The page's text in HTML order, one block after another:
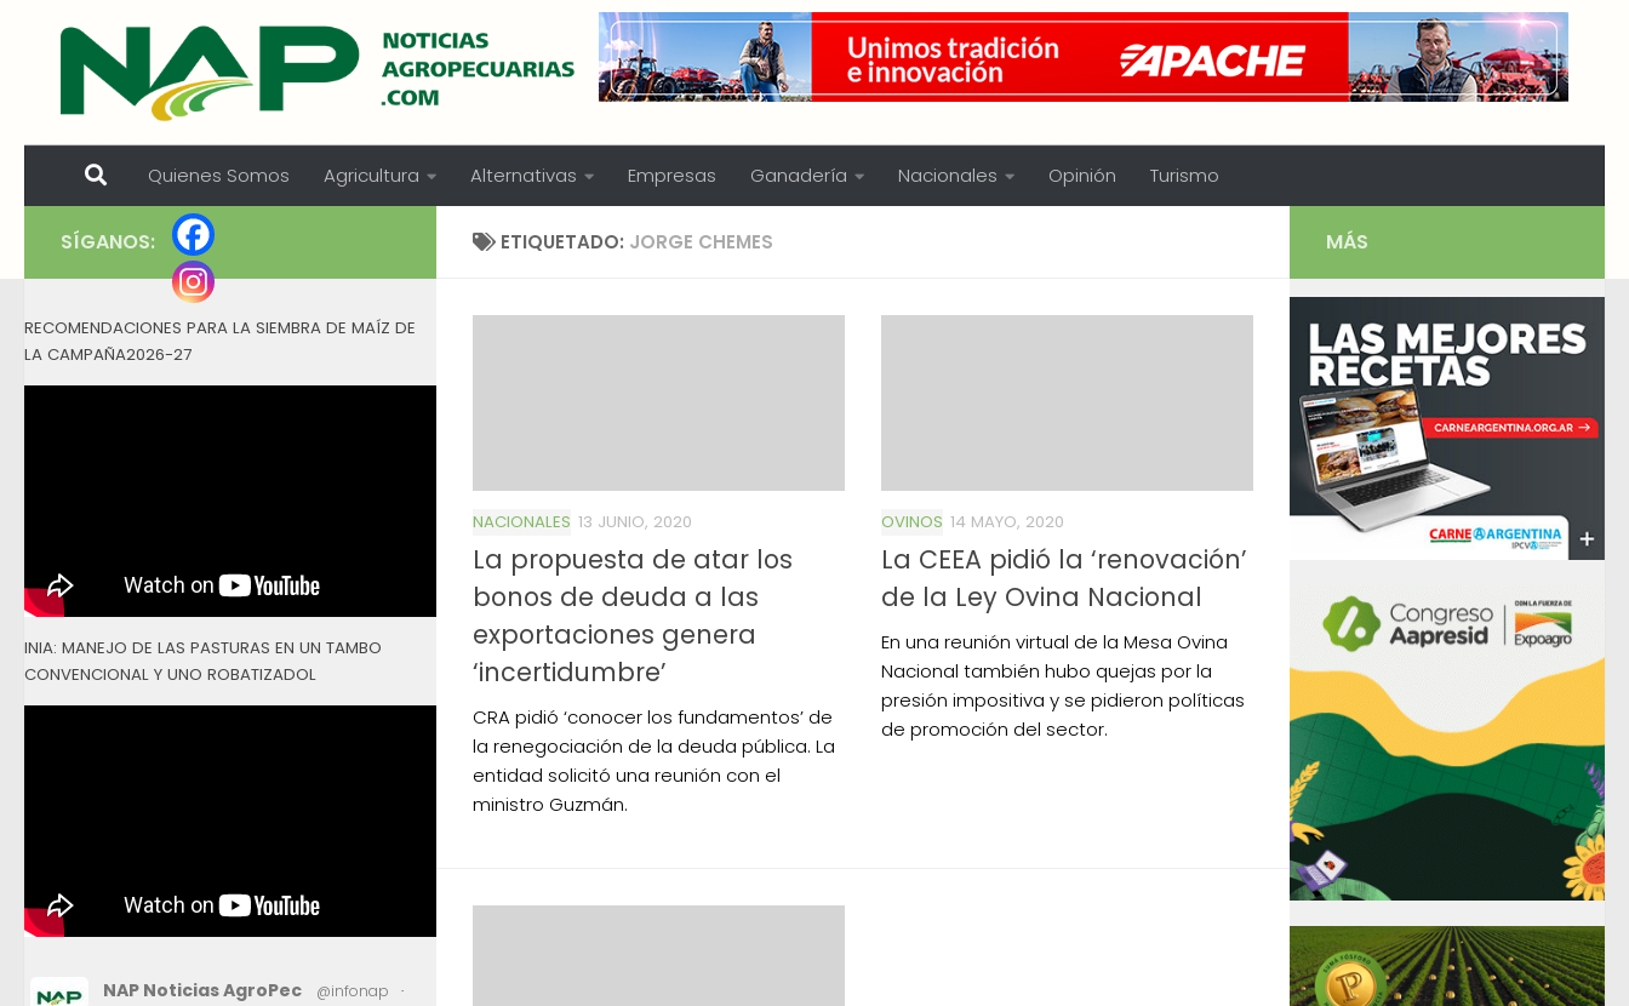
Skip to content
Quienes Somos Agricultura Alternativas Empresas Ganadería Nacionales Opinión Turismo
ETIQUETADO: JORGE CHEMES
NACIONALES 13 JUNIO, 2020
La propuesta de atar los
bonos de deuda a las
exportaciones genera
‘incertidumbre’
CRA pidió ‘conocer los fundamentos’ de
la renegociación de la deuda pública. La
entidad solicitó una reunión con el
ministro Guzmán.
OVINOS 14 MAYO, 2020
La CEEA pidió la ‘renovación’
de la Ley Ovina Nacional
En una reunión virtual de la Mesa Ovina
Nacional también hubo quejas por la
presión impositiva y se pidieron políticas
de promoción del sector.
SÍGANOS:
RECOMENDACIONES PARA LA SIEMBRA DE MAÍZ DE
LA CAMPAÑA2026-27
INIA: MANEJO DE LAS PASTURAS EN UN TAMBO
CONVENCIONAL Y UNO ROBATIZADOL
NAP Noticias AgroPec @infonap
·
MÁS